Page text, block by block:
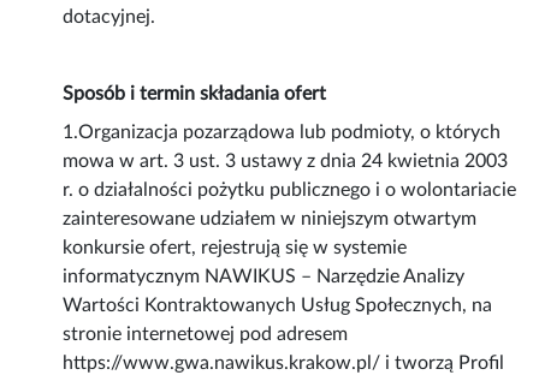
dotacyjnej.
Sposób i termin składania ofert
1.Organizacja pozarządowa lub podmioty, o których
mowa w art. 3 ust. 3 ustawy z dnia 24 kwietnia 2003
r. o działalności pożytku publicznego i o wolontariacie
zainteresowane udziałem w niniejszym otwartym
konkursie ofert, rejestrują się w systemie
informatycznym NAWIKUS – Narzędzie Analizy
Wartości Kontraktowanych Usług Społecznych, na
stronie internetowej pod adresem
https://www.gwa.nawikus.krakow.pl/ i tworzą Profil